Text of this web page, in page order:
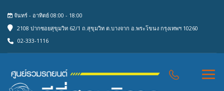
จันทร์ - อาทิตย์ 08:00 - 18:00
2108 ปากซอยสุขุมวิท 62/1 ถ.สุขุมวิท ต.บางจาก อ.พระโขนง กรุงเทพฯ 10260
02-333-1116